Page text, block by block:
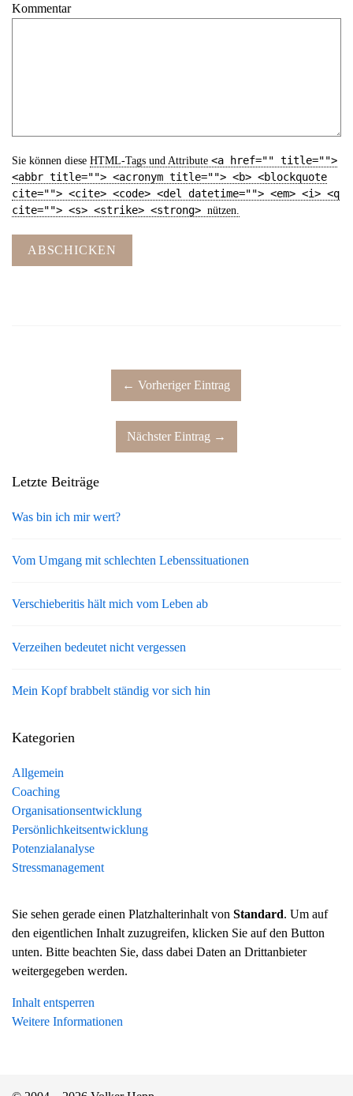
Kommentar
Sie können diese HTML-Tags und Attribute <a href="" title="">
<abbr title=""> <acronym title=""> <b> <blockquote
cite=""> <cite> <code> <del datetime=""> <em> <i> <q
cite=""> <s> <strike> <strong> nützen.
ABSCHICKEN
← Vorheriger Eintrag
Nächster Eintrag →
Letzte Beiträge
Was bin ich mir wert?
Vom Umgang mit schlechten Lebenssituationen
Verschieberitis hält mich vom Leben ab
Verzeihen bedeutet nicht vergessen
Mein Kopf brabbelt ständig vor sich hin
Kategorien
Allgemein
Coaching
Organisationsentwicklung
Persönlichkeitsentwicklung
Potenzialanalyse
Stressmanagement
Sie sehen gerade einen Platzhalterinhalt von Standard. Um auf
den eigentlichen Inhalt zuzugreifen, klicken Sie auf den Button
unten. Bitte beachten Sie, dass dabei Daten an Drittanbieter
weitergegeben werden.
Inhalt entsperren
Weitere Informationen